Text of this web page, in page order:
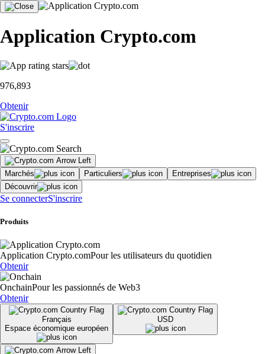
Application Crypto.com
976,893
Obtenir
S'inscrire
Marchés Particuliers
Entreprises
Découvrir
Se connecterS'inscrire
Produits
Application Crypto.comPour les utilisateurs du quotidien
Obtenir
OnchainPour les passionnés de Web3
Obtenir
Français
Espace économique européen
USD